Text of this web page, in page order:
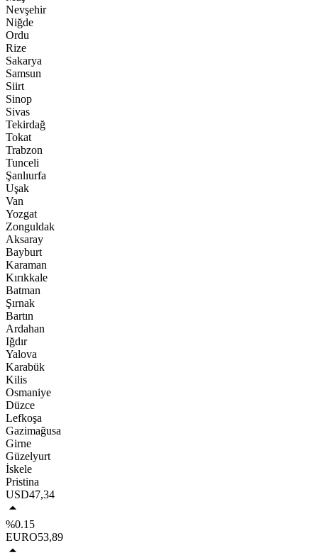
Nevşehir
Niğde
Ordu
Rize
Sakarya
Samsun
Siirt
Sinop
Sivas
Tekirdağ
Tokat
Trabzon
Tunceli
Şanlıurfa
Uşak
Van
Yozgat
Zonguldak
Aksaray
Bayburt
Karaman
Kırıkkale
Batman
Şırnak
Bartın
Ardahan
Iğdır
Yalova
Karabük
Kilis
Osmaniye
Düzce
Lefkoşa
Gazimağusa
Girne
Güzelyurt
İskele
Pristina
USD47,34
%0.15
EURO53,89